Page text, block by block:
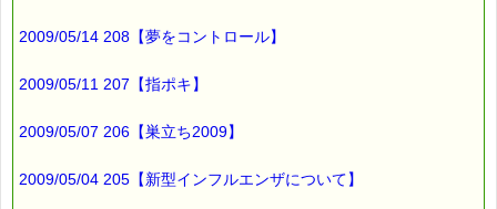
2009/05/14 208【夢をコントロール】
2009/05/11 207【指ポキ】
2009/05/07 206【巣立ち2009】
2009/05/04 205【新型インフルエンザについて】